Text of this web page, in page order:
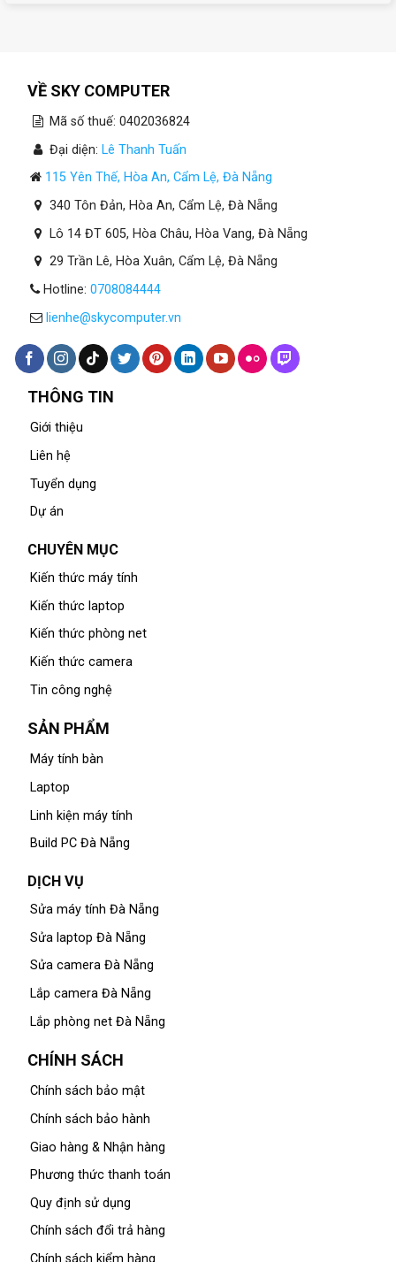
VỀ SKY COMPUTER
Mã số thuế: 0402036824
Đại diện: Lê Thanh Tuấn
115 Yên Thế, Hòa An, Cẩm Lệ, Đà Nẵng
340 Tôn Đản, Hòa An, Cẩm Lệ, Đà Nẵng
Lô 14 ĐT 605, Hòa Châu, Hòa Vang, Đà Nẵng
29 Trần Lê, Hòa Xuân, Cẩm Lệ, Đà Nẵng
Hotline: 0708084444
lienhe@skycomputer.vn
THÔNG TIN
Giới thiệu
Liên hệ
Tuyển dụng
Dự án
CHUYÊN MỤC
Kiến thức máy tính
Kiến thức laptop
Kiến thức phòng net
Kiến thức camera
Tin công nghệ
SẢN PHẨM
Máy tính bàn
Laptop
Linh kiện máy tính
Build PC Đà Nẵng
DỊCH VỤ
Sửa máy tính Đà Nẵng
Sửa laptop Đà Nẵng
Sửa camera Đà Nẵng
Lắp camera Đà Nẵng
Lắp phòng net Đà Nẵng
CHÍNH SÁCH
Chính sách bảo mật
Chính sách bảo hành
Giao hàng & Nhận hàng
Phương thức thanh toán
Quy định sử dụng
Chính sách đổi trả hàng
Chính sách kiểm hàng